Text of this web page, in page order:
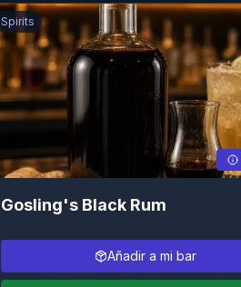
Spirits
Gosling's Black Rum
Añadir a mi bar